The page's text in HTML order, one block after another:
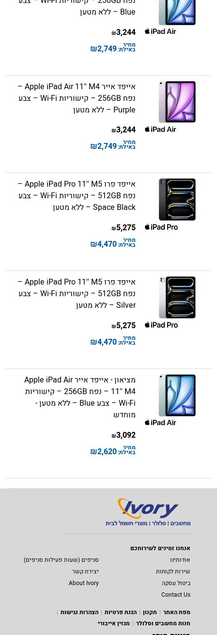
Blue – ללא מטען
3,244
₪
מחיר
באילת:2,749
₪
אייפד אייר Apple iPad Air 11'' M4 –
נפח 256GB – קישוריות Wi-Fi – צבע
Purple – ללא מטען
3,244
₪
מחיר
באילת:2,749
₪
אייפד פרו Apple iPad Pro 11'' M5 –
נפח 512GB – קישוריות Wi-Fi – צבע
Space Black – ללא מטען
5,275
₪
מחיר
באילת:4,470
₪
אייפד פרו Apple iPad Pro 11'' M5 –
נפח 512GB – קישוריות Wi-Fi – צבע
Silver – ללא מטען
5,275
₪
מחיר
באילת:4,470
₪
מציאון - אייפד אייר Apple iPad Air
11'' M4 – נפח 256GB – קישוריות
Wi-Fi – צבע Blue – ללא מטען -
מוחדש
3,092
₪
מחיר
באילת:2,620
₪
אנחנו זמינים לשירותכם
אודותינו
סניפים (שעות פעילות סניפים)
שירות לקוחות
יצירת קשר
ביטול עסקה
About Ivory
Contact Us
מפת האתר
תקנון הגנת פרטיות
הצהרות נגישות
חנות מחשבים וסלולר
מגזין אייבורי